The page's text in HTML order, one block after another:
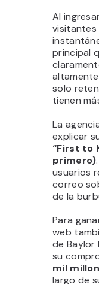
Al
principal
solo
tienen
La
explicar
“First to
primero)
usuarios
correo
de la
Para
web
de Baylor
su
mil
largo de